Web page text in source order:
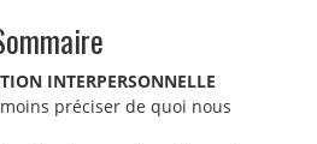
INTERPERSONNELLE
préciser de quoi nous